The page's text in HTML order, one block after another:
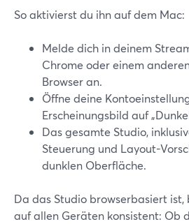
So aktivierst du ihn auf dem Mac:
Melde dich in deinem
Chrome oder einem
Browser an.
Öffne deine
Erscheinungsbild auf
Das gesamte Studio,
Steuerung und Layout-
dunklen Oberfläche.
Da das Studio browserbasiert
auf allen Geräten konsistent: Ob